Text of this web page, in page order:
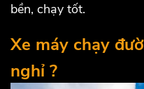
bền, chạy tốt.
Xe máy chạy
nghỉ ?